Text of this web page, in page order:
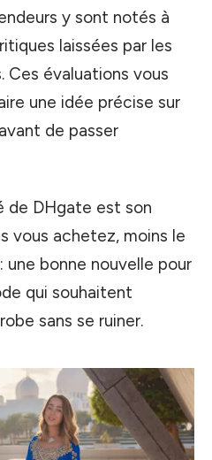
y sont notés à
laissées par les
évaluations vous
une idée précise sur
de passer
de DHgate est son
vous achetez, moins le
bonne nouvelle pour
qui souhaitent
sans se ruiner.